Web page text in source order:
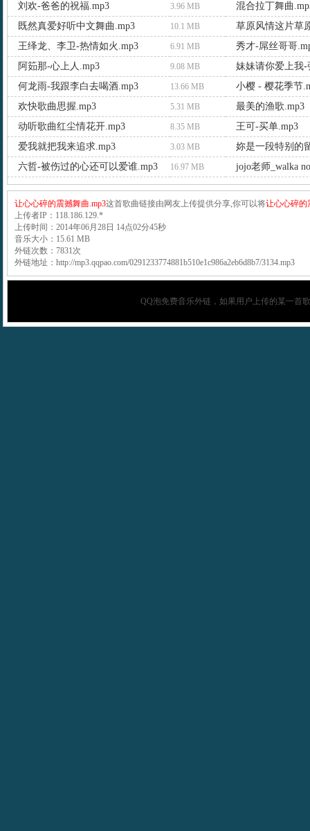
刘欢-爸爸的祝福.mp3
3.96 MB
混合拉丁舞曲
既然真爱好听中文舞曲.mp3
10.1 MB
草原风情这片草
王绎龙、李卫-热情如火.mp3
6.91 MB
秀才-屌丝哥哥
阿筎那-心上人.mp3
9.08 MB
妹妹请你爱上我-
何龙雨-我跟李白去喝酒.mp3
13.66 MB
小樱 - 樱花季节
欢快歌曲思握.mp3
5.31 MB
最美的渔歌.mp3
动听歌曲红尘情花开.mp3
8.35 MB
王可-买单.mp3
爱我就把我来追求.mp3
3.03 MB
妳是一段特别的
六哲-被伤过的心还可以爱谁.mp3
16.97 MB jojo老师_walka
让心心碎的震撼舞曲.mp3这首歌曲链接由网友上传提供分享,你可以将让心心碎的
上传者IP：118.186.129.*
上传时间：2014年06月28日 14点02分45秒
音乐大小：15.61 MB
外链次数：7831次
外链地址：http://mp3.qqpao.com/0291233774881b510e1c986a2eb6d8b7/3134.mp3
QQ泡免费音乐外链，如果用户上传的某一首